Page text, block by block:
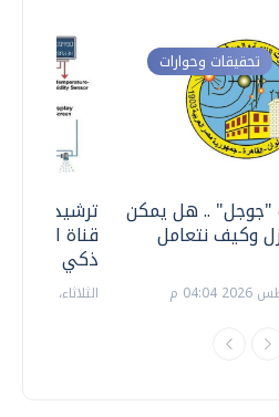
ترشيدا
قناة
ذكي
الثلاثاء، 14 يوليو 2026 06:11 م
تحقيقات وحوارات
"جوجل" .. هل يمكن
وكيف نتعامل